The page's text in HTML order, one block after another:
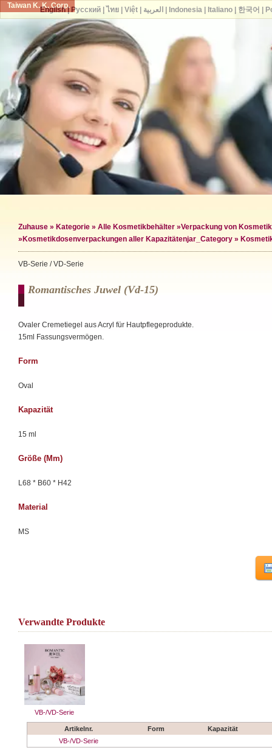
Taiwan K. K. Corp.
Zuhause » Kategorie » Alle Kosmetikbehälter »Verpackung von
» Kosmetikdosenverpackungen aller Kapazitätenjar_Category »
VB-Serie / VD-Serie
Romantisches Juwel (vd-15)
Ovaler Cremetiegel aus Acryl für Hautpflegeprodukte.
15ml Fassungsvermögen.
Form
Oval
Kapazität
15 ml
Größe (mm)
L68 * B60 * H42
Material
MS
Verwandte Produkte
VB-/VD-Serie
Artikelnr. Form
Kapazität
VB-/VD-Serie
English| Русский| ไทย| Việt| العربية Indonesia| Italiano| 한국어